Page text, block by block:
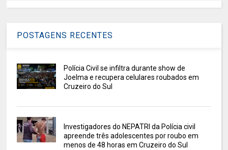
POSTAGENS RECENTES
Polícia Civil se infiltra durante show de
Joelma e recupera celulares roubados em
Cruzeiro do Sul
Investigadores do NEPATRI da Polícia civil
apreende três adolescentes por roubo em
menos de 48 horas em Cruzeiro do Sul